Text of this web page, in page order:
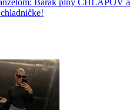
Barák plný CHLAPOV a